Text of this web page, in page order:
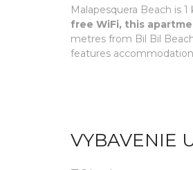
Malapesquera Beach is
free WiFi, this
metres from Bil Bil
features
VYBAVENIE